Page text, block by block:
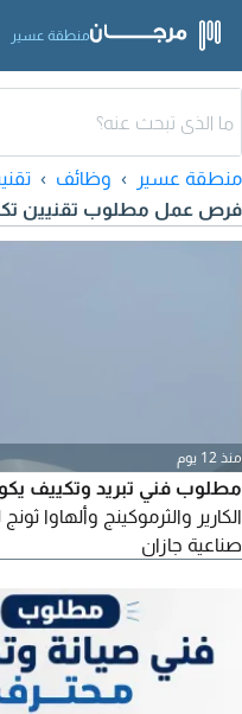
منطقة عسير
منطقة عسير وظائف
فرص عمل مطلوب تقنيين
منذ 12 يوم
مطلوب فني تبريد وتكييف
الكارير والثرموكينج وألهاوا
صناعية جازان